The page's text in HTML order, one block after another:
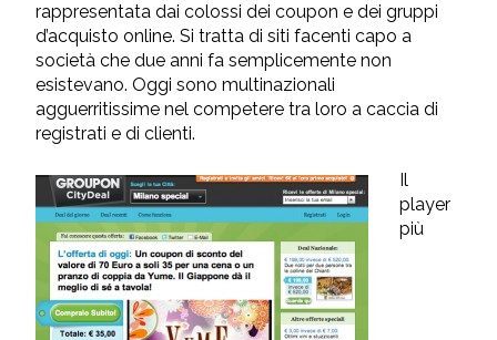
rappresentata dai colossi dei coupon e dei gruppi
d’acquisto online. Si tratta di siti facenti capo a
società che due anni fa semplicemente non
esistevano. Oggi sono multinazionali
agguerritissime nel competere tra loro a caccia di
registrati e di clienti.
Il
player
più